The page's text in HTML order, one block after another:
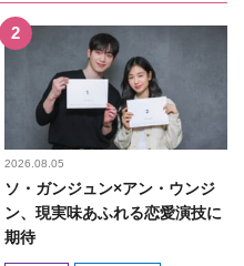
2026.08.05
ソ・ガンジュン×アン・ウンジ
ン、現実味あふれる恋愛演技に
期待